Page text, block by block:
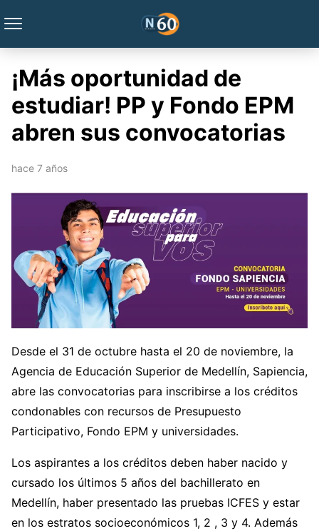
¡Más oportunidad de
estudiar! PP y Fondo EPM
abren sus convocatorias
hace 7 años
Desde el 31 de octubre hasta el 20 de noviembre, la
Agencia de Educación Superior de Medellín, Sapiencia,
abre las convocatorias para inscribirse a los créditos
condonables con recursos de Presupuesto
Participativo, Fondo EPM y universidades.
Los aspirantes a los créditos deben haber nacido y
cursado los últimos 5 años del bachillerato en
Medellín, haber presentado las pruebas ICFES y estar
en los estratos socioeconómicos 1, 2 , 3 y 4. Además